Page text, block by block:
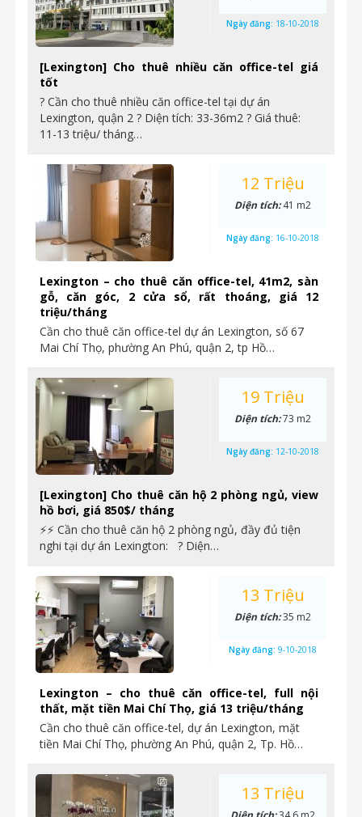
[Lexington] Cho thuê nhiều căn office-tel giá
tốt
? Cần cho thuê nhiều căn office-tel tại dự án
Lexington, quận 2 ? Diện tích: 33-36m2 ? Giá thuê:
11-13 triệu/ tháng…
Ngày đăng: 18-10-2018
Lexington – cho thuê căn office-tel, 41m2, sàn
gỗ, căn góc, 2 cửa sổ, rất thoáng, giá 12
triệu/tháng
Cần cho thuê căn office-tel dự án Lexington, số 67
Mai Chí Thọ, phường An Phú, quận 2, tp Hồ…
12 Triệu
Diện tích:41 m2
Ngày đăng: 16-10-2018
[Lexington] Cho thuê căn hộ 2 phòng ngủ, view
hồ bơi, giá 850$/ tháng
⚡⚡ Cần cho thuê căn hộ 2 phòng ngủ, đầy đủ tiện
nghi tại dự án Lexington: ? Diện…
19 Triệu
Diện tích:73 m2
Ngày đăng: 12-10-2018
Lexington – cho thuê căn office-tel, full nội
thất, mặt tiền Mai Chí Thọ, giá 13 triệu/tháng
Cần cho thuê căn office-tel, dự án Lexington, mặt
tiền Mai Chí Thọ, phường An Phú, quận 2, Tp. Hồ…
13 Triệu
Diện tích:35 m2
Ngày đăng: 9-10-2018
13 Triệu